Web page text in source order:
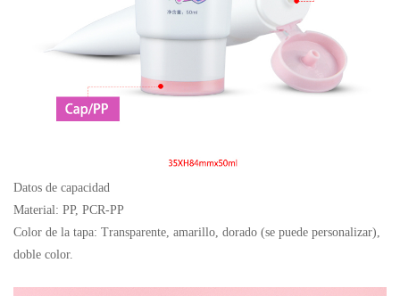
Datos de capacidad
Material: PP, PCR-PP
Color de la tapa: Transparente, amarillo, dorado (se puede personalizar),
doble color.